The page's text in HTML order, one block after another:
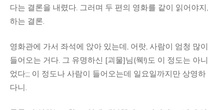
다는 결론을 내렸다. 그러며 두 편의 영화를 같이 읽어야지,
하는 결론.
영화관에 가서 좌석에 앉아 있는데, 어랏, 사람이 엄청 많이
들어오는 거다. 그 유명하신 [괴물]님(웩!)도 이 정도는 아니
었다;;; 이 정도나 사람이 들어오는데 일요일까지만 상영하
다니.